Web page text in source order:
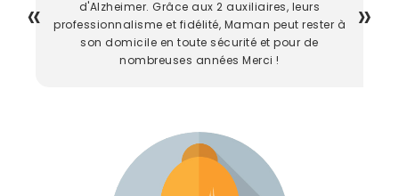
d'Alzheimer. Grâce aux 2 auxiliaires, leurs
professionnalisme et fidélité, Maman peut rester à
son domicile en toute sécurité et pour de
nombreuses années Merci !